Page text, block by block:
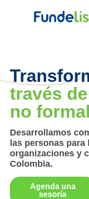
través
no formal
Desarrollamos
las personas
organizaciones y
Colombia.
Agenda una
sesoría